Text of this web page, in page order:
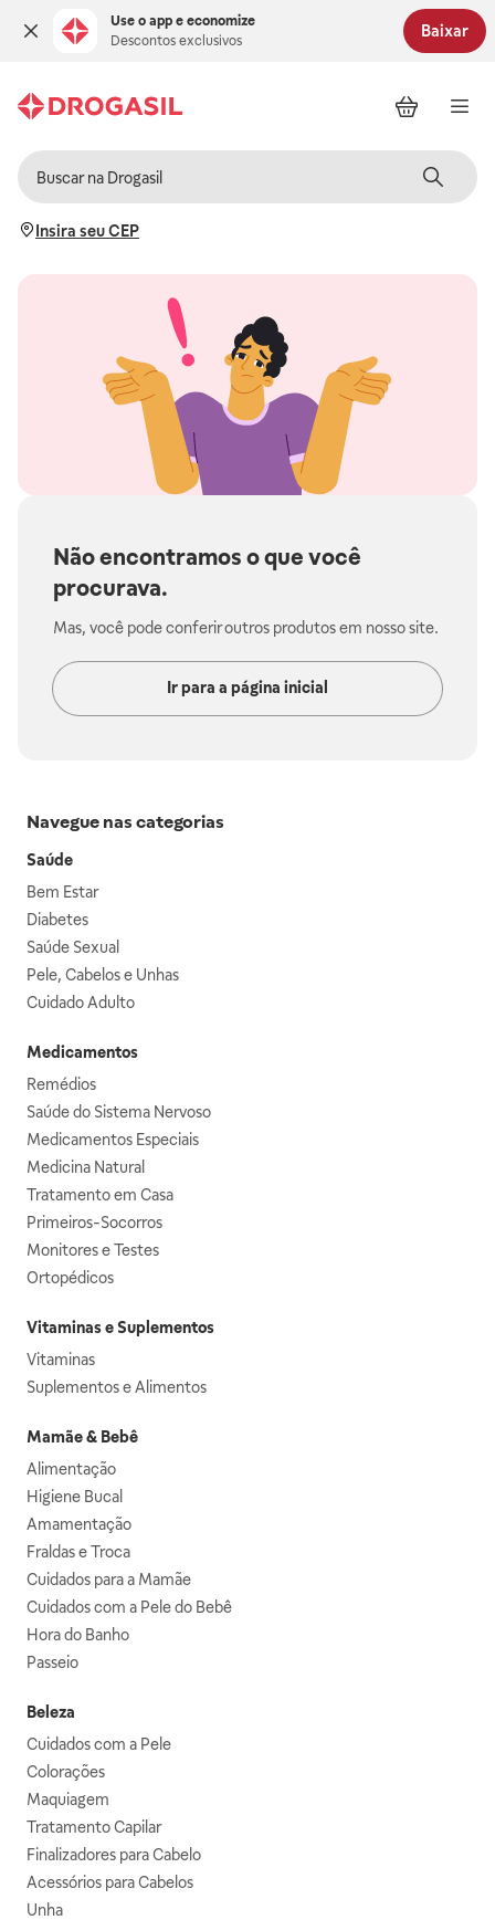
Use o app e economize
Descontos exclusivos
Baixar
Insira seu CEP
Não encontramos o que você
procurava.
Mas, você pode conferir outros produtos em nosso site.
Ir para a página inicial
Navegue nas categorias
Saúde
Bem Estar
Diabetes
Saúde Sexual
Pele, Cabelos e Unhas
Cuidado Adulto
Medicamentos
Remédios
Saúde do Sistema Nervoso
Medicamentos Especiais
Medicina Natural
Tratamento em Casa
Primeiros-Socorros
Monitores e Testes
Ortopédicos
Vitaminas e Suplementos
Vitaminas
Suplementos e Alimentos
Mamãe & Bebê
Alimentação
Higiene Bucal
Amamentação
Fraldas e Troca
Cuidados para a Mamãe
Cuidados com a Pele do Bebê
Hora do Banho
Passeio
Beleza
Cuidados com a Pele
Colorações
Maquiagem
Tratamento Capilar
Finalizadores para Cabelo
Acessórios para Cabelos
Unha